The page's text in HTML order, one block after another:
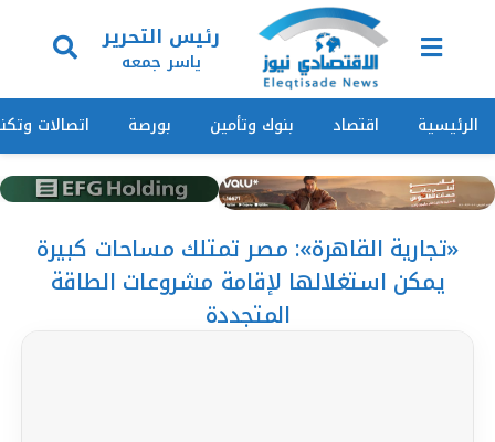
رئيس التحرير
ياسر جمعه
الرئيسية اقتصاد بنوك وتأمين بورصة اتصالات
«تجارية القاهرة»: مصر تمتلك مساحات كبيرة
يمكن استغلالها لإقامة مشروعات الطاقة
المتجددة